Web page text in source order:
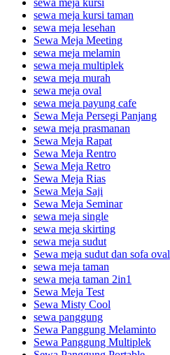
sewa meja kursi
sewa meja kursi taman
sewa meja lesehan
Sewa Meja Meeting
sewa meja melamin
sewa meja multiplek
sewa meja murah
sewa meja oval
sewa meja payung cafe
Sewa Meja Persegi Panjang
sewa meja prasmanan
Sewa Meja Rapat
Sewa Meja Rentro
Sewa Meja Retro
Sewa Meja Rias
Sewa Meja Saji
Sewa Meja Seminar
sewa meja single
sewa meja skirting
sewa meja sudut
Sewa meja sudut dan sofa oval
sewa meja taman
sewa meja taman 2in1
Sewa Meja Test
Sewa Misty Cool
sewa panggung
Sewa Panggung Melaminto
Sewa Panggung Multiplek